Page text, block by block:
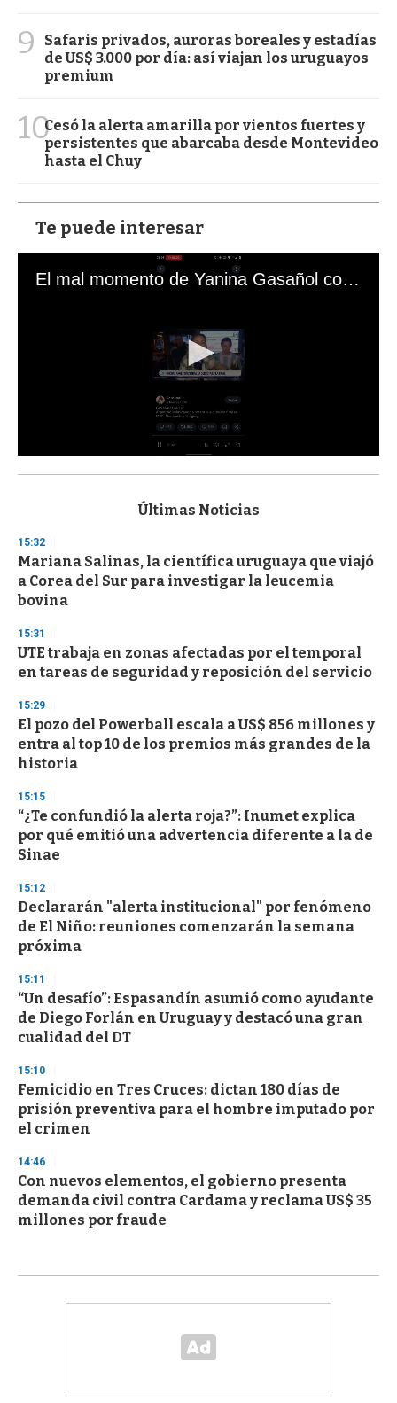
9
Safaris privados, auroras boreales y estadías
de US$ 3.000 por día: así viajan los uruguayos
premium
10Cesó la alerta amarilla por vientos fuertes y
persistentes que abarcaba desde Montevideo
hasta el Chuy
Te puede interesar
El mal momento de Yanina Gasañol con un hincha argentino en "Subrayado"
s
d
s
o
f
3
s
e
c
o
d
s
Últimas Noticias
15:32
Mariana Salinas, la científica uruguaya que viajó
a Corea del Sur para investigar la leucemia
bovina
15:31
UTE trabaja en zonas afectadas por el temporal
en tareas de seguridad y reposición del servicio
15:29
El pozo del Powerball escala a US$ 856 millones y
entra al top 10 de los premios más grandes de la
historia
15:15
“¿Te confundió la alerta roja?”: Inumet explica
por qué emitió una advertencia diferente a la de
Sinae
15:12
Declararán "alerta institucional" por fenómeno
de El Niño: reuniones comenzarán la semana
próxima
15:11
“Un desafío”: Espasandín asumió como ayudante
de Diego Forlán en Uruguay y destacó una gran
cualidad del DT
15:10
Femicidio en Tres Cruces: dictan 180 días de
prisión preventiva para el hombre imputado por
el crimen
14:46
Con nuevos elementos, el gobierno presenta
demanda civil contra Cardama y reclama US$ 35
millones por fraude